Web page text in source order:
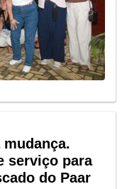
serviço para
do Paar